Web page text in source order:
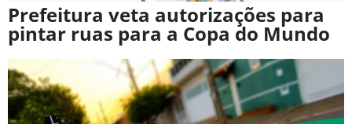
Prefeitura veta autorizações para
pintar ruas para a Copa do Mundo